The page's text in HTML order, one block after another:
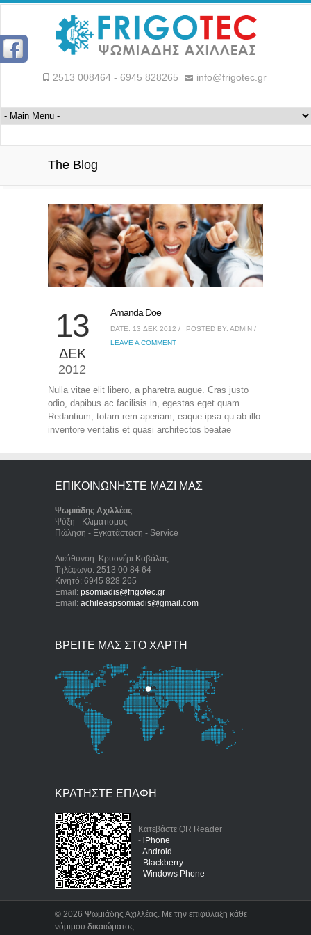
2513 008464 - 6945 828265 info@frigotec.gr
The Blog
13
ΔΕΚ
2012
Amanda Doe
DATE: 13 ΔΕΚ 2012 /
POSTED BY: ADMIN /
LEAVE A COMMENT
Nulla vitae elit libero, a pharetra augue. Cras justo
odio, dapibus ac facilisis in, egestas eget quam.
Redantium, totam rem aperiam, eaque ipsa qu ab illo
inventore veritatis et quasi architectos beatae
ΕΠΙΚΟΙΝΩΝΗΣΤΕ ΜΑΖΙ ΜΑΣ
Ψωμιάδης Αχιλλέας
Ψύξη - Κλιματισμός
Πώληση - Εγκατάσταση - Service
Διεύθυνση: Κρυονέρι Καβάλας
Τηλέφωνο: 2513 00 84 64
Κινητό: 6945 828 265
Email: psomiadis@frigotec.gr
Email: achileaspsomiadis@gmail.com
ΒΡΕΙΤΕ ΜΑΣ ΣΤΟ ΧΑΡΤΗ
ΚΡΑΤΗΣΤΕ ΕΠΑΦΗ
Κατεβάστε QR Reader
- iPhone
-Android
- Blackberry
- Windows Phone
© 2026 Ψωμιάδης Αχιλλέας. Με την επιφύλαξη κάθε
νόμιμου δικαιώματος.